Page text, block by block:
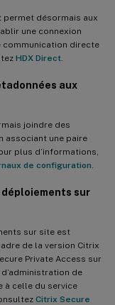
permet désormais aux
une connexion
communication directe
HDX Direct
aux
joindre des
associant une paire
plus d’informations,
de configuration
déploiements sur
sur site est
de la version Citrix
Private Access sur
de
à celle du service
Citrix Secure